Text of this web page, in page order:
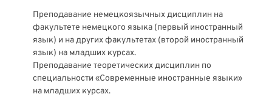
Преподавание немецкоязычных дисциплин на
факультете немецкого языка (первый иностранный
язык) и на других факультетах (второй иностранный
язык) на младших курсах.
Преподавание теоретических дисциплин по
специальности «Современные иностранные языки»
на младших курсах.